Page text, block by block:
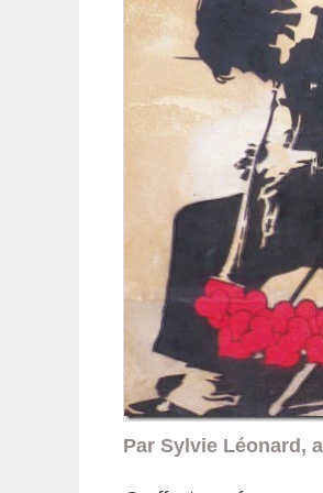
Par Sylvie Léonard,